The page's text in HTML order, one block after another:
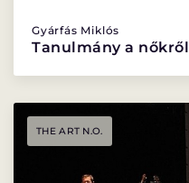
Gyárfás Miklós
Tanulmány a nőkről
THE ART N.O.